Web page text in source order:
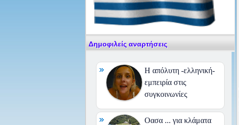
Δημοφιλείς αναρτήσεις
H απόλυτη -ελληνική-
εμπειρία στις
συγκοινωνίες
Οασα ... για κλάματα